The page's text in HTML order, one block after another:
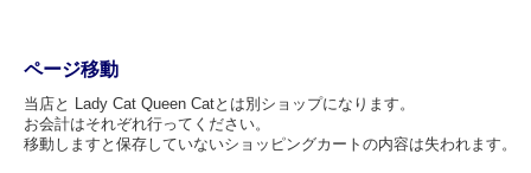
ページ移動
当店と Lady Cat Queen Catとは別ショップになります。
お会計はそれぞれ行ってください。
移動しますと保存していないショッピングカートの内容は失われます。